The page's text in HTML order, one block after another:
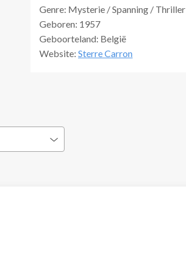
Genre: Mysterie / Spanning / Thriller
Geboren: 1957
Geboorteland: België
Website: Sterre Carron